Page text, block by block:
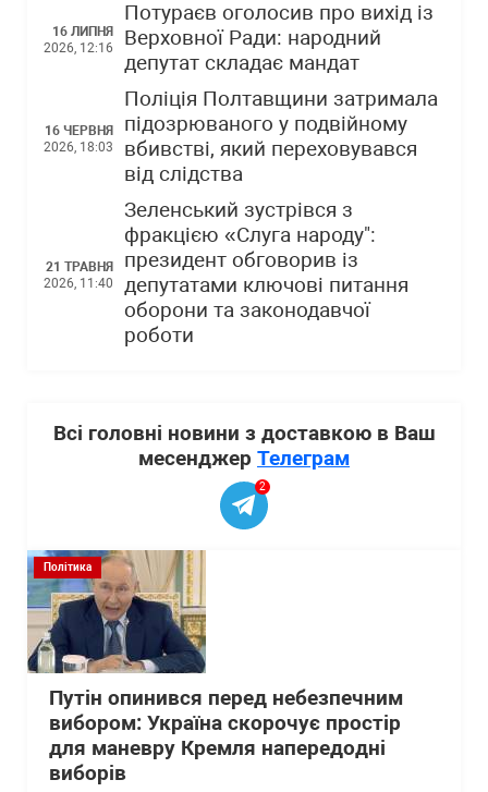
16 ЛИПНЯ
2026, 12:16
Потураєв оголосив про вихід із
Верховної Ради: народний
депутат складає мандат
16 ЧЕРВНЯ
2026, 18:03
Поліція Полтавщини затримала
підозрюваного у подвійному
вбивстві, який переховувався
від слідства
21 ТРАВНЯ
2026, 11:40
Зеленський зустрівся з
фракцією «Слуга народу":
президент обговорив із
депутатами ключові питання
оборони та законодавчої
роботи
Всі головні новини з доставкою в Ваш
месенджер Телеграм
2
Політика
Путін опинився перед небезпечним
вибором: Україна скорочує простір
для маневру Кремля напередодні
виборів